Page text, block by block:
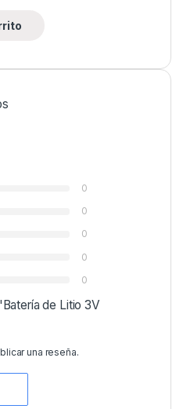
0
0
0
0
0
de Litio 3V
una reseña.